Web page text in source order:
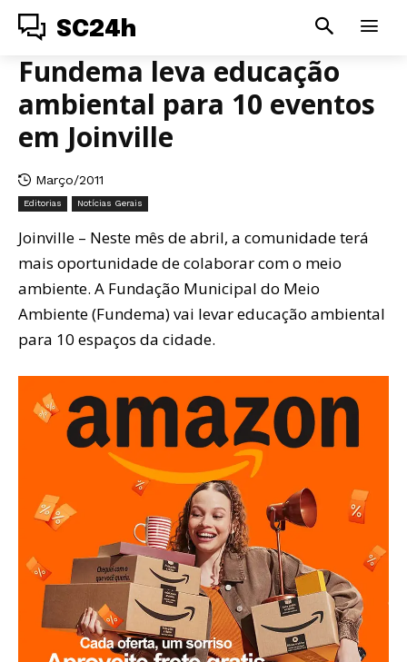
SC24h
Fundema leva educação
ambiental para 10 eventos
em Joinville
Março/2011
Editorias Notícias Gerais
Joinville – Neste mês de abril, a comunidade terá
mais oportunidade de colaborar com o meio
ambiente. A Fundação Municipal do Meio
Ambiente (Fundema) vai levar educação ambiental
para 10 espaços da cidade.